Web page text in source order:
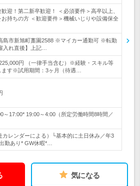
迎！第二新卒歓迎！ ＜必須要件＞高卒以上、
持ちの方 ＜歓迎要件＞機械いじりや設備保全
島市新旭町藁園2588 ※マイカー通勤可 ※転勤
入れ直後】上記…
円 （一律手当含む）※経験・スキル等
ます※試用期間：3ヶ月（待遇…
～17:00* 19:00～4:00（所定労働時間8時間／
カレンダーによる）└基本的に土日休み／年3
勤あり* GW休暇*…
気になる